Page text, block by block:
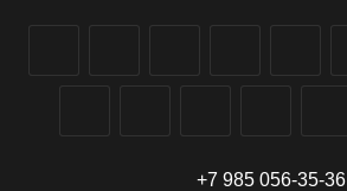
+7 985 056-35-36